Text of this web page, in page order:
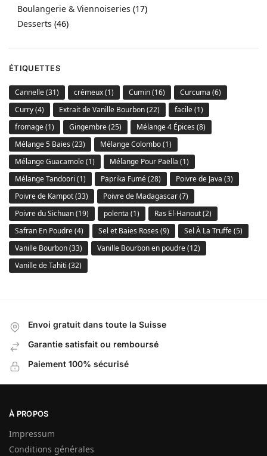
Boulangerie & Viennoiseries (17)
Desserts (46)
ÉTIQUETTES
Cannelle(31) crémeux(1) Cumin(16) Curcuma (6)
Curry(4) Extrait de Vanille Bourbon(22) facile(1)
fromage(1) Gingembre(25) Mélange 4 Épices (8)
Mélange 5 Baies (23) Mélange Colombo(1)
Mélange Guacamole(1) Mélange Pour Paëlla (1)
Mélange Tandoori (1) Paprika Fumé(28) Poivre de Java (3)
Poivre de Kampot(33) Poivre de Madagascar(7)
Poivre du Sichuan(19) polenta (1) Ras El-Hanout(2)
Safran En Poudre(4) Sel et Baies Roses (9) Sel À La Truffe(5)
Vanille Bourbon(33) Vanille Bourbon en poudre(12)
Vanille de Tahiti (32)
Envoi gratuit dans toute la Suisse
Garantie satisfait ou remboursé
Paiement 100% sécurisé
À PROPOS
Impressum
Conditions générales